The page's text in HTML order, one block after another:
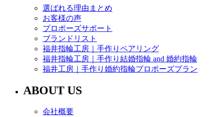
選ばれる理由まとめ
お客様の声
プロポーズサポート
ブランドリスト
福井指輪工房｜手作りペアリング
福井指輪工房｜手作り結婚指輪 and 婚約指輪
福井工房｜手作り婚約指輪プロポーズプラン
ABOUT US
会社概要